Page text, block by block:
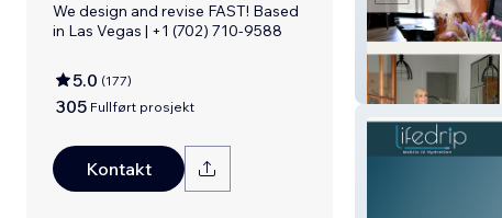
We design and revise FAST! Based
in Las Vegas | +1 (702) 710-9588
5.0 (177)
305 Fullført prosjekt
Kontakt
Alenka Interiors